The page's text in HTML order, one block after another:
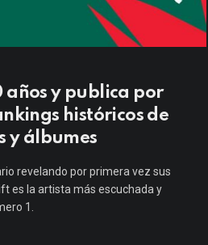
años y publica por
históricos de
y álbumes
revelando por primera vez sus
es la artista más escuchada y
1.